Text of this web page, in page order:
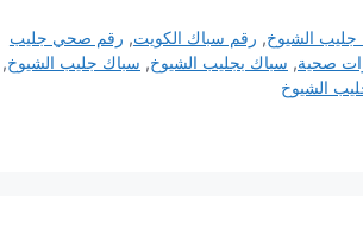
الشيوخ, رقم سباك الكويت, رقم صحي جليب
صحية, سباك بجليب الشيوخ, سباك جليب الشيوخ,
الشيوخ